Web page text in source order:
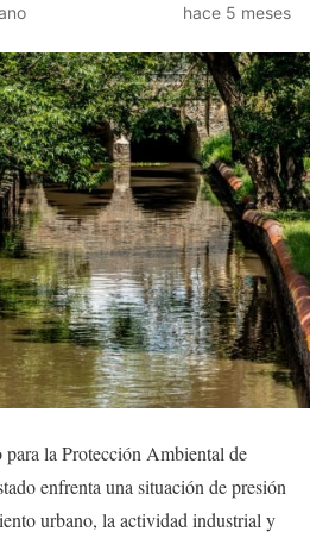
hace 5 meses
la Protección Ambiental de
enfrenta una situación de presión
urbano, la actividad industrial y